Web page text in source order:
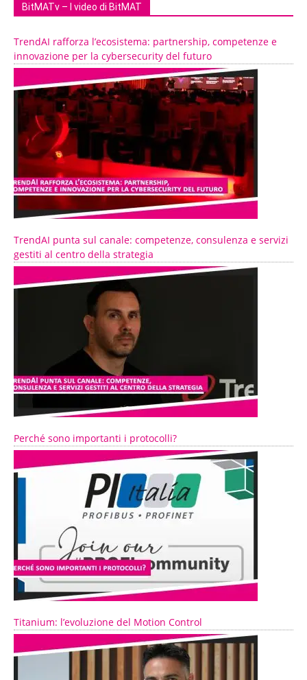
BitMATv – I video di BitMAT
TrendAI rafforza l’ecosistema: partnership, competenze e
innovazione per la cybersecurity del futuro
TrendAI punta sul canale: competenze, consulenza e servizi
gestiti al centro della strategia
Perché sono importanti i protocolli?
Titanium: l’evoluzione del Motion Control